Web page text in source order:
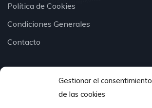
Gestionar el consentimiento
de las cookies
Política de Cookies
Condiciones Generales
Contacto
¿Hablamos?